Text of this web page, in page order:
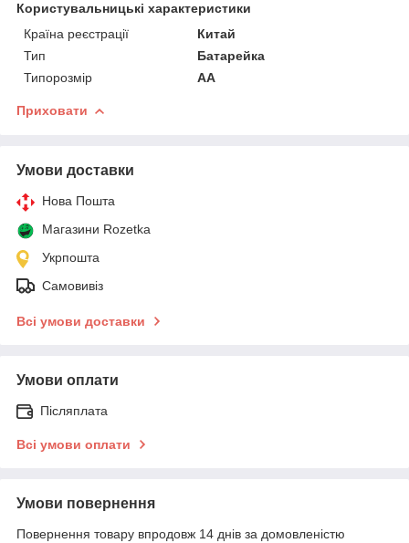
Користувальницькі характеристики
Країна реєстрації
Китай
Тип
Батарейка
Типорозмір
AA
Приховати
Умови доставки
Нова Пошта
Магазини Rozetka
Укрпошта
Самовивіз
Всі умови доставки
Умови оплати
Післяплата
Всі умови оплати
Умови повернення
Повернення товару впродовж 14 днів за домовленістю